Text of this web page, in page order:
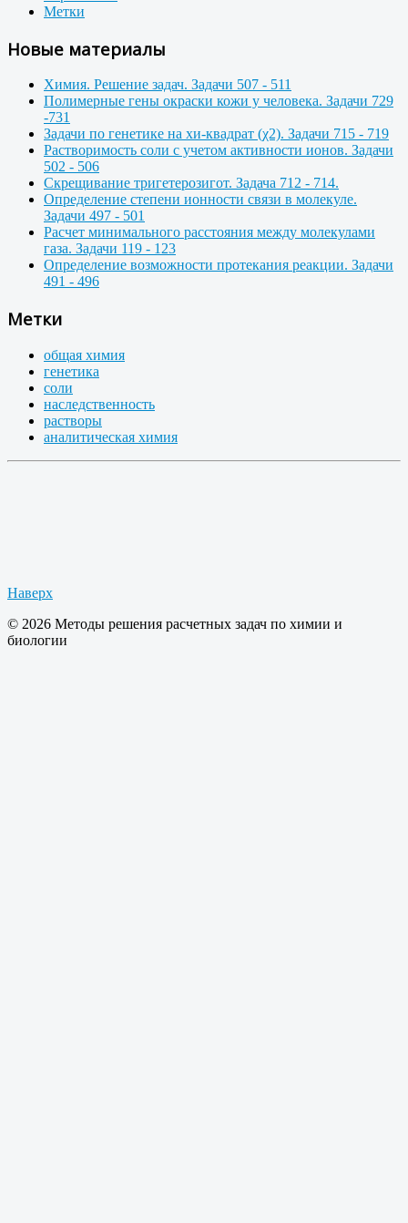
Метки
Новые материалы
Химия. Решение задач. Задачи 507 - 511
Полимерные гены окраски кожи у человека. Задачи 729
-731
Задачи по генетике на хи-квадрат (χ2). Задачи 715 - 719
Растворимость соли с учетом активности ионов. Задачи
502 - 506
Скрещивание тригетерозигот. Задача 712 - 714.
Определение степени ионности связи в молекуле.
Задачи 497 - 501
Расчет минимального расстояния между молекулами
газа. Задачи 119 - 123
Определение возможности протекания реакции. Задачи
491 - 496
Метки
общая химия
генетика
соли
наследственность
растворы
аналитическая химия
Наверх
© 2026 Методы решения расчетных задач по химии и
биологии